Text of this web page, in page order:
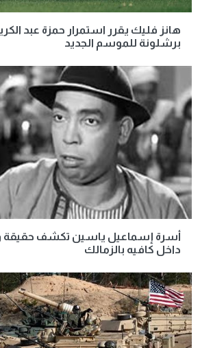
هانز فليك يقرر استمرار حمزة عبد
برشلونة للموسم الجديد
أسرة إسماعيل ياسين تكشف حقيقة
داخل كافيه بالزمالك